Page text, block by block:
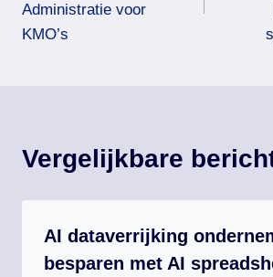
Administratie voor
KMO’s
Vergelijkbare
AI dataverrijking
besparen met AI